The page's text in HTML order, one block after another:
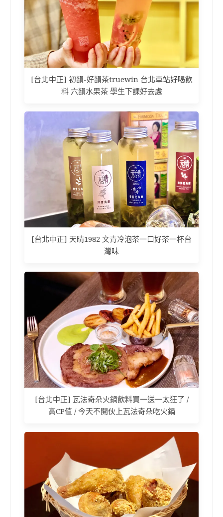
[台北中正] 初韻-好韻茶truewin 台北車站好喝飲
料 六韻水果茶 學生下課好去處
[台北中正] 天晴1982 文青冷泡茶一口好茶一杯台
灣味
[台北中正] 瓦法奇朵火鍋飲料買一送一太狂了 /
高CP值 / 今天不開伙上瓦法奇朵吃火鍋